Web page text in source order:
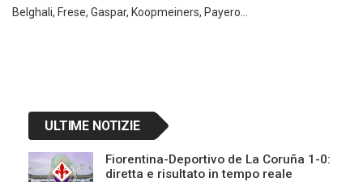
Belghali, Frese, Gaspar, Koopmeiners, Payero…
ULTIME NOTIZIE
Fiorentina-Deportivo de La Coruña 1-0:
diretta e risultato in tempo reale